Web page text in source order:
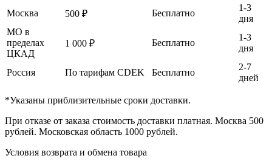
Москва 500 ₽ Бесплатно
1-3
дня
МО в
пределах
ЦКАД
1 000 ₽ Бесплатно
1-3
дня
Россия По тарифам CDEK Бесплатно
2-7
дней
*Указаны приблизительные сроки доставки.
При отказе от заказа стоимость доставки платная. Москва 500
рублей. Московская область 1000 рублей.
Условия возврата и обмена товара